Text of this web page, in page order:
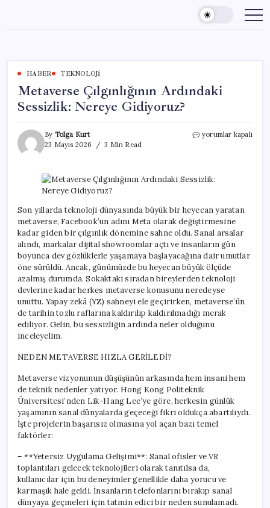
content
HABER TEKNOLOJI
Metaverse Çılgınlığının Ardındaki
Sessizlik: Nereye Gidiyoruz?
By Tolga Kurt
23 Mayıs 2026
3 Min Read
Metaverse
Nereye
Gidiyoruz?
yorumlar kapalı
Son yıllarda teknoloji dünyasında büyük bir heyecan yaratan
metaverse, Facebook’un adını Meta olarak değiştirmesine
kadar giden bir çılgınlık dönemine sahne oldu. Sanal arsalar
alındı, markalar dijital showroomlar açtı ve insanların gün
boyunca dev gözlüklerle yaşamaya başlayacağına dair umutlar
öne sürüldü. Ancak, günümüzde bu heyecan büyük ölçüde
azalmış durumda. Sokaktaki sıradan bireylerden teknoloji
devlerine kadar herkes metaverse konusunu neredeyse
unuttu. Yapay zekâ (YZ) sahneyi ele geçirirken, metaverse’ün
de tarihin tozlu raflarına kaldırılıp kaldırılmadığı merak
ediliyor. Gelin, bu sessizliğin ardında neler olduğunu
inceleyelim.
NEDEN METAVERSE HIZLA GERİLEDİ?
Metaverse vizyonunun düşüşünün arkasında hem insani hem
de teknik nedenler yatıyor. Hong Kong Politeknik
Üniversitesi’nden Lik-Hang Lee’ye göre, herkesin günlük
yaşamının sanal dünyalarda geçeceği fikri oldukça abartılıydı.
İşte projelerin başarısız olmasına yol açan bazı temel
faktörler:
– **Yetersiz Uygulama Gelişimi**: Sanal ofisler ve VR
toplantıları gelecek teknolojileri olarak tanıtılsa da,
kullanıcılar için bu deneyimler genellikle daha yorucu ve
karmaşık hale geldi. İnsanların telefonlarını bırakıp sanal
dünyaya geçmeleri için tatmin edici bir neden sunulamadı.